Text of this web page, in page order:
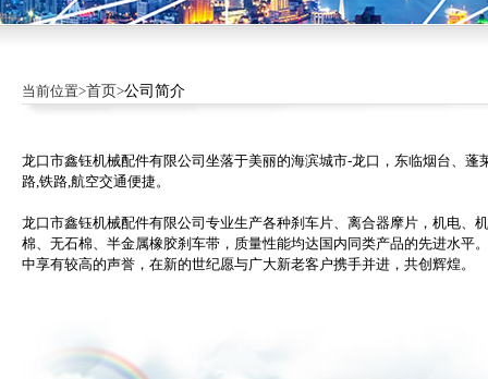
当前位置>首页>公司简介
龙口市鑫钰机械配件有限公司坐落于美丽的海滨城市-龙口，东临烟台、
路,铁路,航空交通便捷。
龙口市鑫钰机械配件有限公司专业生产各种刹车片、离合器摩片，机电、
棉、无石棉、半金属橡胶刹车带，质量性能均达国内同类产品的先进水平
中享有较高的声誉，在新的世纪愿与广大新老客户携手并进，共创辉煌。